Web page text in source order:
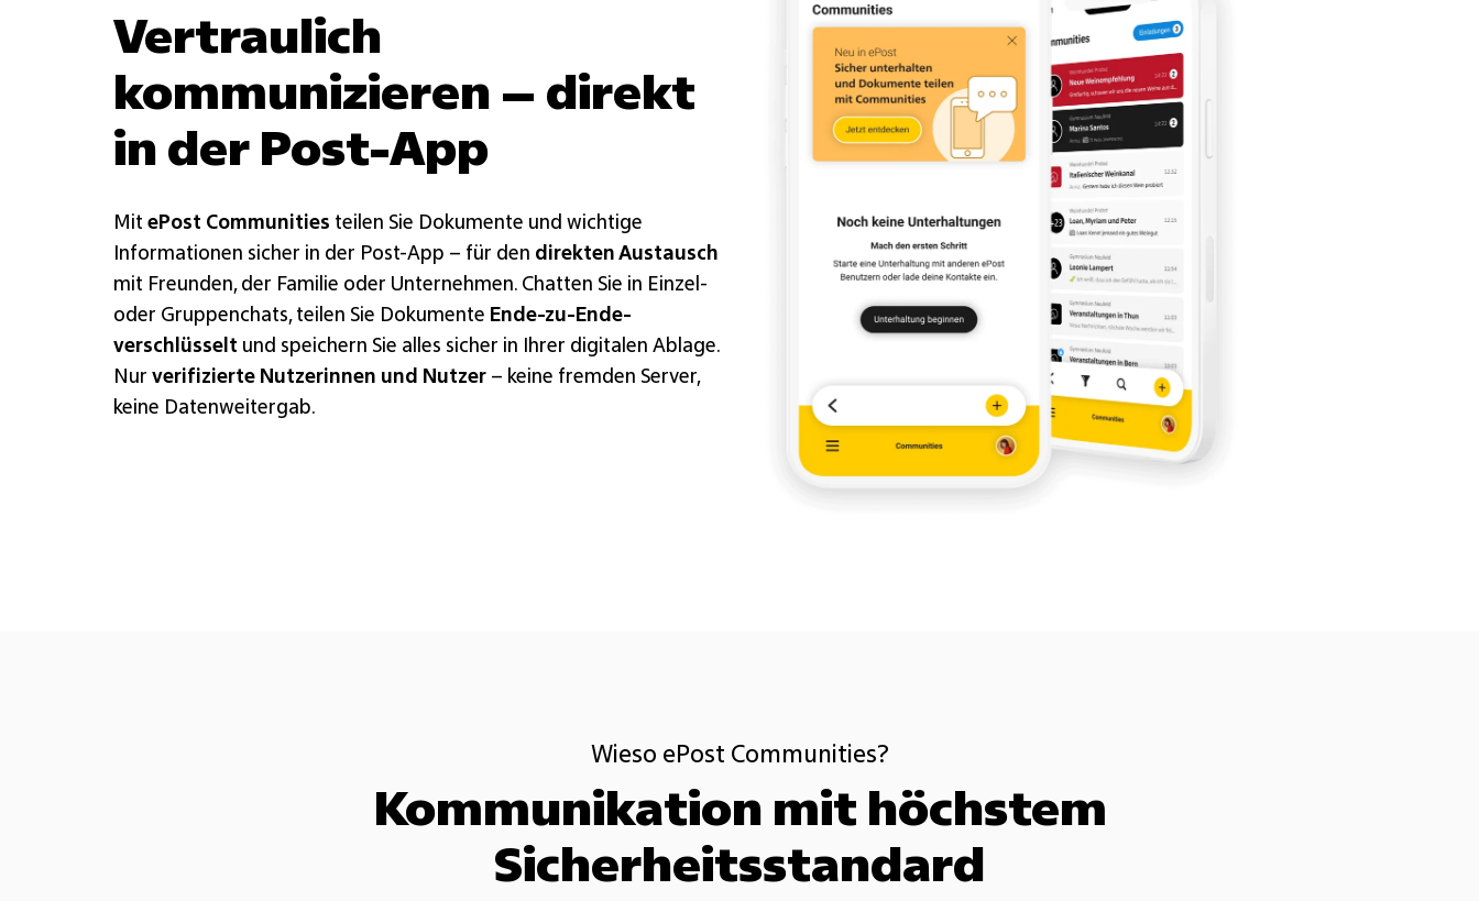
Vertraulich
kommunizieren – direkt
in der Post-App
Mit ePost Communities teilen Sie Dokumente und wichtige
Informationen sicher in der Post-App – für den direkten Austausch
mit Freunden, der Familie oder Unternehmen. Chatten Sie in Einzel-
oder Gruppenchats, teilen Sie Dokumente Ende-zu-Ende-
verschlüsselt und speichern Sie alles sicher in Ihrer digitalen Ablage.
Nur verifizierte Nutzerinnen und Nutzer – keine fremden Server,
keine Datenweitergab.
Wieso ePost Communities?
Kommunikation mit höchstem
Sicherheitsstandard